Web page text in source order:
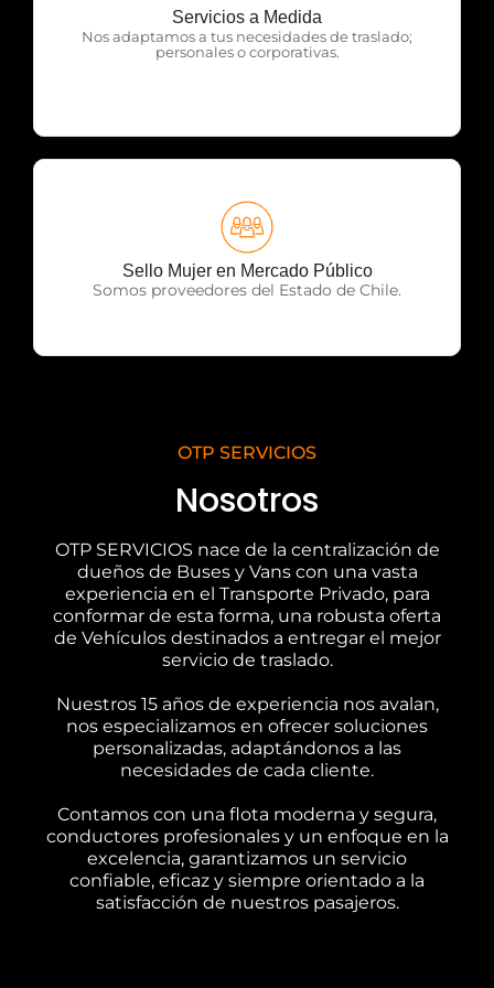
Servicios a Medida
Nos adaptamos a tus necesidades de traslado;
personales o corporativas.
OTP Servicios
Sello Mujer en Mercado Público
Somos proveedores del Estado de Chile.
OTP Servicios
OTP SERVICIOS
Nosotros
OTP SERVICIOS nace de la centralización de
dueños de Buses y Vans con una vasta
experiencia en el Transporte Privado, para
conformar de esta forma, una robusta oferta
de Vehículos destinados a entregar el mejor
servicio de traslado.
Nuestros 15 años de experiencia nos avalan,
nos especializamos en ofrecer soluciones
personalizadas, adaptándonos a las
necesidades de cada cliente.
Contamos con una flota moderna y segura,
conductores profesionales y un enfoque en la
excelencia, garantizamos un servicio
confiable, eficaz y siempre orientado a la
satisfacción de nuestros pasajeros.